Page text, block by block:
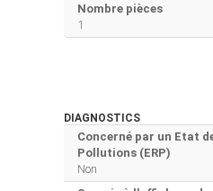
Nombre pièces
1
DIAGNOSTICS
Concerné par un Etat
Pollutions (ERP)
Non